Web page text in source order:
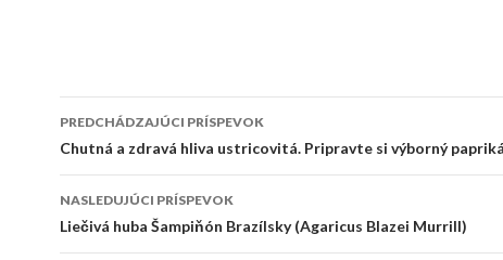
Navigácia
príspevkov
PREDCHÁDZAJÚCI PRÍSPEVOK
Chutná a zdravá hliva ustricovitá. Pripravte si výborný
NASLEDUJÚCI PRÍSPEVOK
Liečivá huba Šampiňón Brazílsky (Agaricus Blazei Murrill)